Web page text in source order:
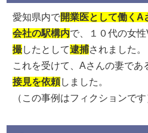
愛知県内で開業医として働くA
会社の駅構内で、１０代の女
撮したとして逮捕されました。
これを受けて、Aさんの妻であ
接見を依頼しました。
（この事例はフィクションです